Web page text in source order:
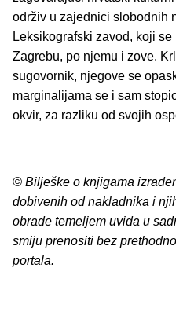
održiv u zajednici slobodnih
Leksikografski zavod, koji
Zagrebu, po njemu i zove.
sugovornik, njegove se
marginalijama se i sam
okvir, za razliku od svojih
© Bilješke o knjigama
dobivenih od nakladnika i
obrade temeljem uvida u
smiju prenositi bez
portala.